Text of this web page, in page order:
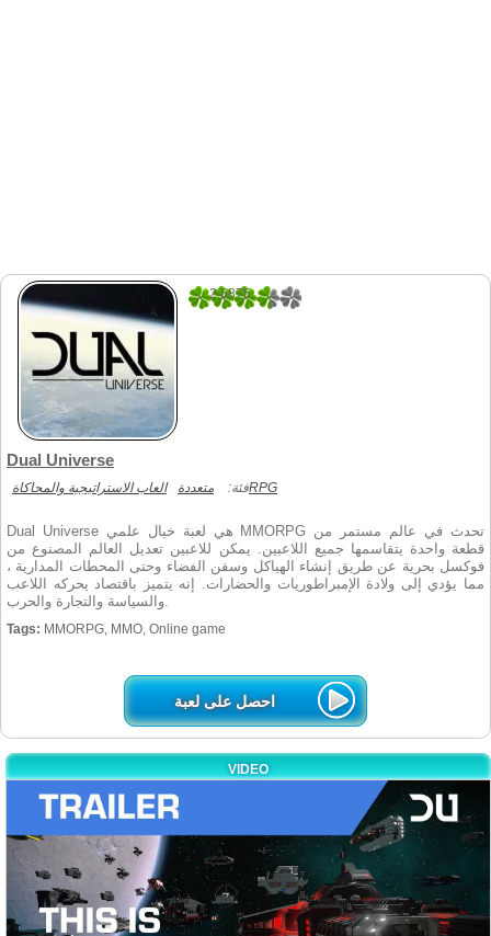
2.6875
Dual Universe
فئة: متعددة العاب الاستراتيجية والمحاكاة RPG
Dual Universe هي لعبة خيال علمي MMORPG تحدث في عالم مستمر من
قطعة واحدة يتقاسمها جميع اللاعبين. يمكن للاعبين تعديل العالم المصنوع من
فوكسل بحرية عن طريق إنشاء الهياكل وسفن الفضاء وحتى المحطات المدارية ،
مما يؤدي إلى ولادة الإمبراطوريات والحضارات. إنه يتميز باقتصاد يحركه اللاعب
والسياسة والتجارة والحرب.
Tags: MMORPG, MMO, Online game
احصل على لعبة
VIDEO